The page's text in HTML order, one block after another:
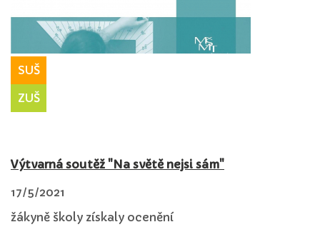
SUŠ
ZUŠ
Výtvarná soutěž "Na světě nejsi sám"
17/5/2021
žákyně školy získaly ocenění